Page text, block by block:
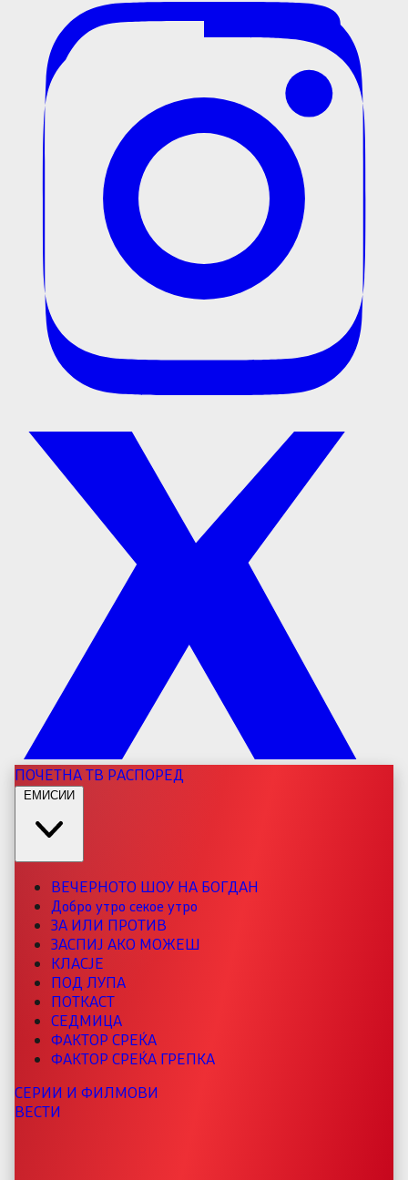
ПОЧЕТНАТВ РАСПОРЕД
ЕМИСИИ
ВЕЧЕРНОТО ШОУ НА БОГДАН
Добро утро секое утро
ЗА ИЛИ ПРОТИВ
ЗАСПИЈ АКО МОЖЕШ
КЛАСЈЕ
ПОД ЛУПА
ПОТКАСТ
СЕДМИЦА
ФАКТОР СРЕЌА
ФАКТОР СРЕЌА ГРЕПКА
СЕРИИ И ФИЛМОВИ
ВЕСТИ